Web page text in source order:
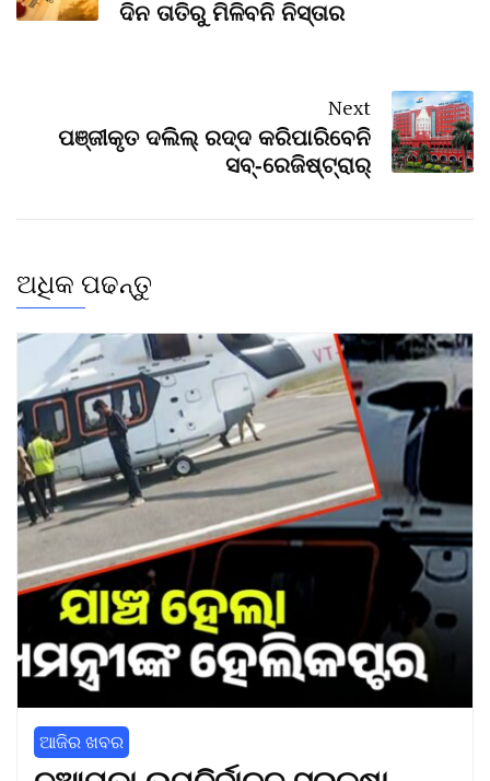
ଦିନ ତାତିରୁ ମିଳିବନି ନିସ୍ତାର
Next
ପଞ୍ଜୀକୃତ ଦଲିଲ୍‌ ରଦ୍ଦ କରିପାରିବେନି
ସବ୍‌-ରେଜିଷ୍ଟ୍ରାର୍‌
ଅଧିକ ପଢନ୍ତୁ
ଆଜିର ଖବର